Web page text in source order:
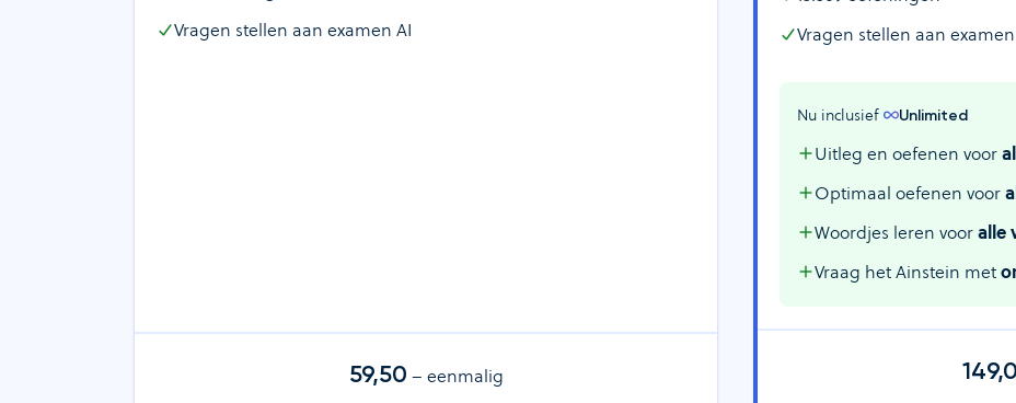
Vragen stellen aan examen AI
59,50 – eenmalig
Vragen stellen aan
Nu inclusief Unlimited
Uitleg en oefenen voor
Optimaal oefenen voor
Woordjes leren vooralle
Vraag het Ainstein met